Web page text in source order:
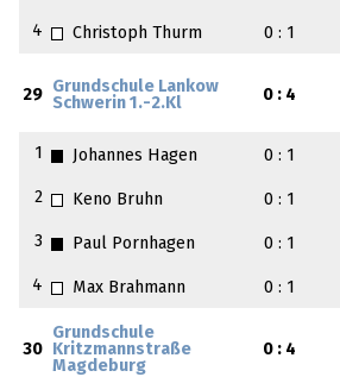
4 Christoph Thurm 0 : 1
29
Grundschule Lankow
Schwerin 1.-2.Kl
0 : 4
1 Johannes Hagen 0 : 1
2 Keno Bruhn 0 : 1
3 Paul Pornhagen 0 : 1
4 Max Brahmann 0 : 1
30
Grundschule
Kritzmannstraße
Magdeburg
0 : 4